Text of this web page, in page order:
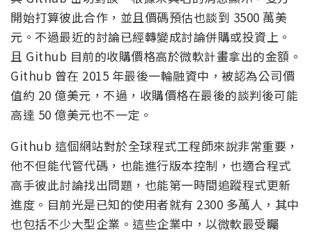
開始打算彼此合作，並且價碼預估也談到 3500 萬美
元。不過最近的討論已經轉變成討論併購或投資上。
且 Github 目前的收購價格高於微軟計畫拿出的金額。
Github 曾在 2015 年最後一輪融資中，被認為公司價
值約 20 億美元，不過，收購價格在最後的談判後可能
高達 50 億美元也不一定。
Github 這個網站對於全球程式工程師來說非常重要，
他不但能代管代碼，也能進行版本控制，也適合程式
高手彼此討論找出問題，也能第一時間追蹤程式更新
進度。目前光是已知的使用者就有 2300 多萬人，其中
也包括不少大型企業。這些企業中，以微軟最受矚